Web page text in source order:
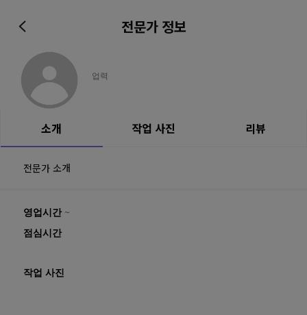
전문가 정보
업력
소개 작업 사진 리뷰
전문가 소개
영업시간 ~
점심시간
작업 사진